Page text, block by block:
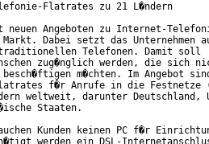
Flatrates zu 21 L�ndern
neuen Angeboten zu Internet-
Dabei setzt das Unternehmen
Telefonen. Damit soll
zug�nglich werden, die sich
m�chten. Im Angebot
f�r Anrufe in die Festnetze
weltweit, darunter Deutschland,
Staaten.
Kunden keinen PC f�r
werden ein DSL-